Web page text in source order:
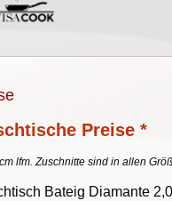
Preise *
lfm. Zuschnitte sind in allen
Bateig Diamante